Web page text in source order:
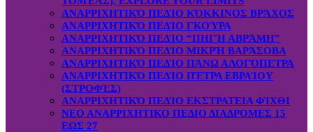
ΑΝΑΡΡΙΧΗΤΙΚΌ ΠΕΔΊΟ ΚΌΚΚΙΝΟΣ ΒΡΆΧΟΣ
ΑΝΑΡΡΙΧΗΤΙΚΌ ΠΕΔΊΟ ΓΚΟΎΡΑ
ΑΝΑΡΡΙΧΗΤΙΚΌ ΠΕΔΊΟ “ΠΗΓΉ ΑΒΡΆΜΗ”
ΑΝΑΡΡΙΧΗΤΙΚΌ ΠΕΔΊΟ ΜΙΚΡΉ ΒΑΡΆΣΟΒΑ
ΑΝΑΡΡΙΧΗΤΙΚΌ ΠΕΔΊΟ ΠΆΝΩ ΑΛΟΓΌΠΕΤΡΑ
ΑΝΑΡΡΙΧΗΤΙΚΌ ΠΕΔΊΟ ΠΈΤΡΑ ΕΒΡΑΊΟΥ
(ΣΤΡΟΦΈΣ)
ΑΝΑΡΡΙΧΗΤΙΚΌ ΠΕΔΊΟ ΕΚΣΤΡΑΤΕΙΑ ΦΊΧΘΙ
ΝΕΟ ΑΝΑΡΡΙΧΗΤΙΚΟ ΠΕΔΙΟ ΔΙΑΔΡΟΜΕΣ 15
ΕΩΣ 27